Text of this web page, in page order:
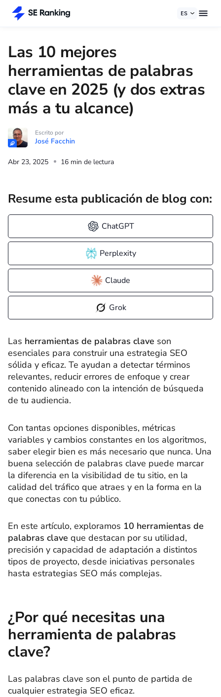
ES
Las 10 mejores
herramientas de palabras
clave en 2025 (y dos extras
más a tu alcance)
Escrito por
José Facchin
Abr 23, 2025 16 min de lectura
Resume esta publicación de blog con:
ChatGPT
Perplexity
Claude
Grok
Las herramientas de palabras clave son
esenciales para construir una estrategia SEO
sólida y eficaz. Te ayudan a detectar términos
relevantes, reducir errores de enfoque y crear
contenido alineado con la intención de búsqueda
de tu audiencia.
Con tantas opciones disponibles, métricas
variables y cambios constantes en los algoritmos,
saber elegir bien es más necesario que nunca. Una
buena selección de palabras clave puede marcar
la diferencia en la visibilidad de tu sitio, en la
calidad del tráfico que atraes y en la forma en la
que conectas con tu público.
En este artículo, exploramos 10 herramientas de
palabras clave que destacan por su utilidad,
precisión y capacidad de adaptación a distintos
tipos de proyecto, desde iniciativas personales
hasta estrategias SEO más complejas.
¿Por qué necesitas una
herramienta de palabras
clave?
Las palabras clave son el punto de partida de
cualquier estrategia SEO eficaz.